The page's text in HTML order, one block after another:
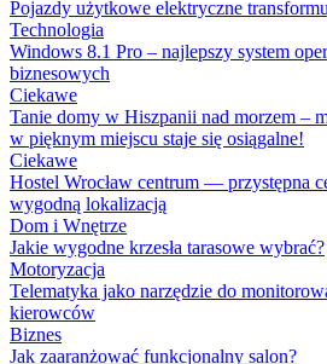
Pojazdy użytkowe elektryczne
Technologia
Windows 8.1 Pro – najlepszy system
biznesowych
Ciekawe
Tanie domy w Hiszpanii nad morzem –
w pięknym miejscu staje się osiągalne!
Ciekawe
Hostel Wrocław centrum — przystępna
wygodną lokalizacją
Dom i Wnętrze
Jakie wygodne krzesła tarasowe wybrać?
Motoryzacja
Telematyka jako narzędzie do
kierowców
Biznes
Jak zaaranżować funkcjonalny salon?